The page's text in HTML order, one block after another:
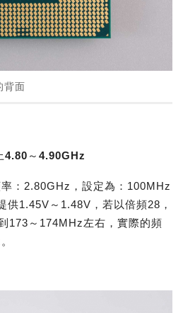
背面
4.80～4.90GHz
：2.80GHz，設定為：100MHz
1.45V～1.48V，若以倍頻28，
173～174MHz左右，實際的頻